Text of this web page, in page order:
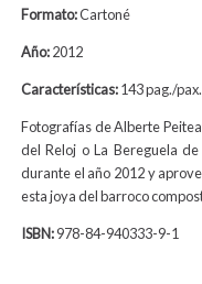
Formato:Cartoné
Año:2012
Características:143 pag./
Fotografías de Alberte
del Reloj o La Bereguela
durante el año 2012 y
esta joya del barroco
ISBN:978-84-940333-9-1